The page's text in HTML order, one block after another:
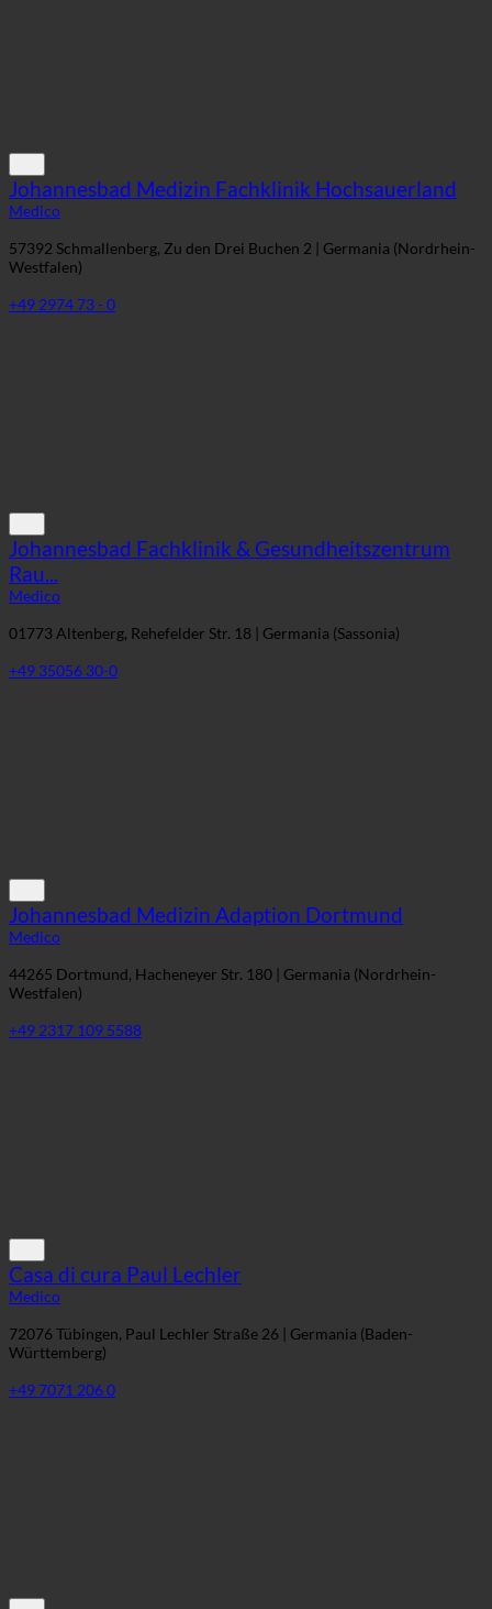
Johannesbad Medizin Fachklinik Hochsauerland
Medico
57392 Schmallenberg, Zu den Drei Buchen 2 | Germania (Nordrhein-
Westfalen)
+49 2974 73 - 0
Johannesbad Fachklinik & Gesundheitszentrum
Rau...
Medico
01773 Altenberg, Rehefelder Str. 18 | Germania (Sassonia)
+49 35056 30-0
Johannesbad Medizin Adaption Dortmund
Medico
44265 Dortmund, Hacheneyer Str. 180 | Germania (Nordrhein-
Westfalen)
+49 2317 109 5588
Casa di cura Paul Lechler
Medico
72076 Tübingen, Paul Lechler Straße 26 | Germania (Baden-
Württemberg)
+49 7071 206 0